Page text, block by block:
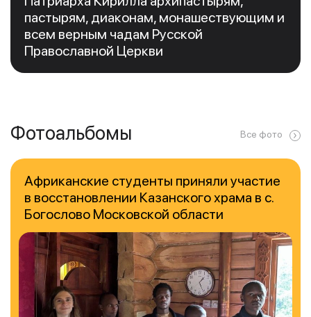
пастырям, диаконам, монашествующим и
всем верным чадам Русской
Православной Церкви
Фотоальбомы Все фото
Африканские студенты приняли участие
в восстановлении Казанского храма в с.
Богослово Московской области